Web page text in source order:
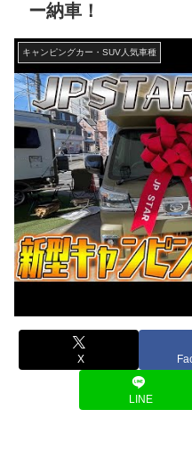
ー納車！
キャンピングカー・SUV人気車種
X
LINE